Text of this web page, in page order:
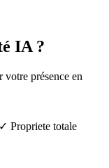
IA ?
présence en
✓ Propriete totale